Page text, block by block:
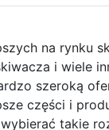
na rynku
i wiele
szeroką
części i
takie